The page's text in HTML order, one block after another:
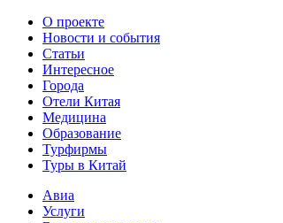
О проекте
Новости и события
Статьи
Интересное
Города
Отели Китая
Медицина
Образование
Турфирмы
Туры в Китай
Авиа
Услуги